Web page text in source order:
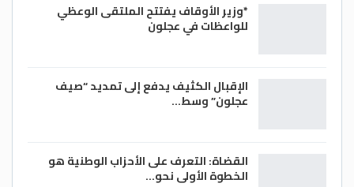
*وزير الأوقاف يفتتح الملتقى الوعظي
للواعظات في عجلون
الإقبال الكثيف يدفع إلى تمديد “صيف
عجلون” وسط…
القضاة: التعرف على الأحزاب الوطنية هو
الخطوة الأولى نحو…